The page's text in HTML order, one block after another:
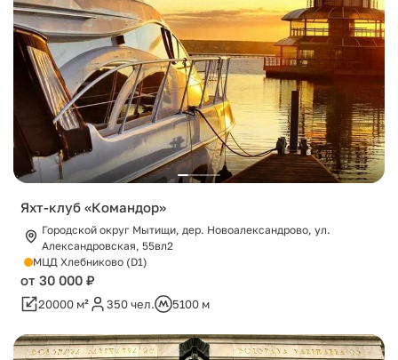
Яхт-клуб «Командор»
Городской округ Мытищи, дер. Новоалександрово, ул.
Александровская, 55вл2
МЦД Хлебниково (D1)
от 30 000 ₽
20000 м² 350 чел. 5100 м